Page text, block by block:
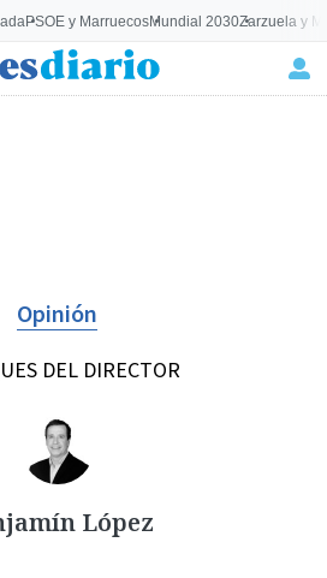
PSOE y MarruecosMundial 2030Zarzuela y
Opinión
DEL DIRECTOR
López